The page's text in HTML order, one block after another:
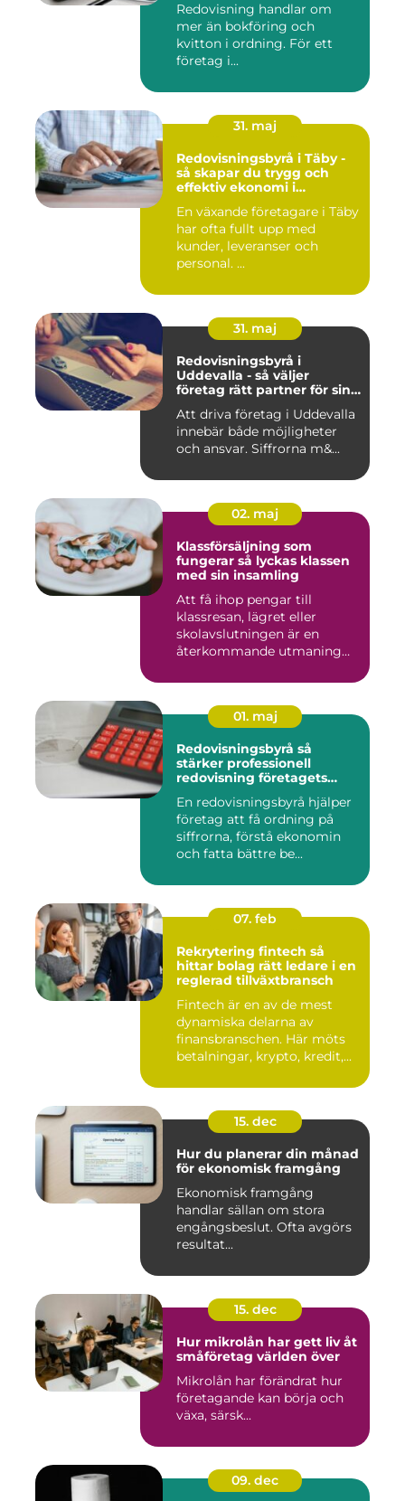
Redovisning handlar om
mer än bokföring och
kvitton i ordning. För ett
företag i...
31. maj
Redovisningsbyrå i Täby -
så skapar du trygg och
effektiv ekonomi i
En växande företagare i Täby
har ofta fullt upp med
kunder, leveranser och
personal. ...
31. maj
Redovisningsbyrå i
Uddevalla - så väljer
företag rätt partner för sin
Att driva företag i Uddevalla
innebär både möjligheter
och ansvar. Siffrorna m&...
02. maj
Klassförsäljning som
fungerar så lyckas klassen
med sin insamling
Att få ihop pengar till
klassresan, lägret eller
skolavslutningen är en
återkommande utmaning
01. maj
Redovisningsbyrå så
stärker professionell
redovisning företagets
En redovisningsbyrå hjälper
företag att få ordning på
siffrorna, förstå ekonomin
och fatta bättre be...
07. feb
Rekrytering fintech så
hittar bolag rätt ledare i en
reglerad tillväxtbransch
Fintech är en av de mest
dynamiska delarna av
finansbranschen. Här möts
betalningar, krypto, kredit,...
15. dec
Hur du planerar din månad
för ekonomisk framgång
Ekonomisk framgång
handlar sällan om stora
engångsbeslut. Ofta avgörs
resultat...
15. dec
Hur mikrolån har gett liv åt
småföretag världen över
Mikrolån har förändrat hur
företagande kan börja och
växa, särsk...
09. dec